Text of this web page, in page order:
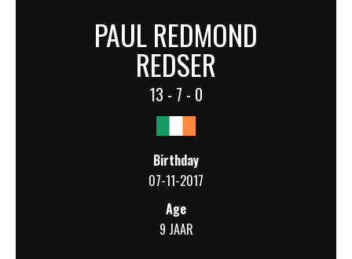
PAUL REDMOND
REDSER
13 - 7 - 0
Birthday
07-11-2017
Age
9 JAAR